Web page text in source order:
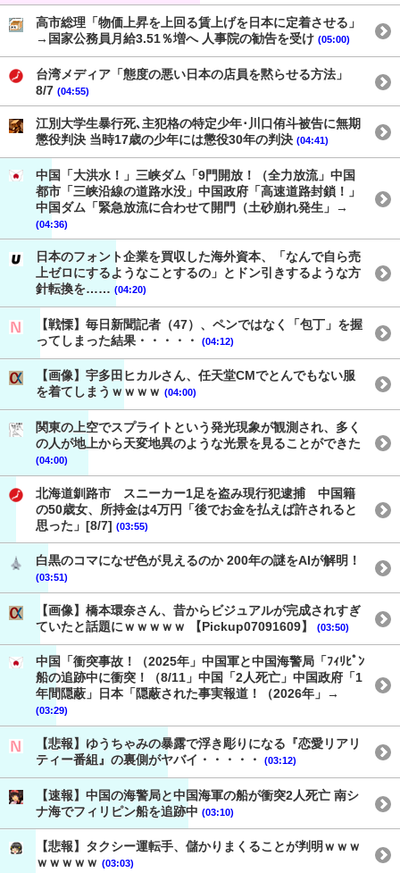
高市総理「物価上昇を上回る賃上げを日本に定着させる」
→国家公務員月給3.51％増へ 人事院の勧告を受け (05:00)
台湾メディア「態度の悪い日本の店員を黙らせる方法」
8/7 (04:55)
江別大学生暴行死､主犯格の特定少年･川口侑斗被告に無期
懲役判決 当時17歳の少年には懲役30年の判決 (04:41)
中国「大洪水！」三峡ダム「9門開放！（全力放流」中国
都市「三峡沿線の道路水没」中国政府「高速道路封鎖！」
中国ダム「緊急放流に合わせて開門（土砂崩れ発生」→
(04:36)
日本のフォント企業を買収した海外資本、「なんで自ら売
上ゼロにするようなことするの」とドン引きするような方
針転換を…… (04:20)
【戦慄】毎日新聞記者（47）、ペンではなく「包丁」を握
ってしまった結果・・・・・
(04:12)
【画像】宇多田ヒカルさん、任天堂CMでとんでもない服
を着てしまうｗｗｗｗ (04:00)
関東の上空でスプライトという発光現象が観測され、多く
の人が地上から天変地異のような光景を見ることができた
(04:00)
北海道釧路市 スニーカー1足を盗み現行犯逮捕 中国籍
の50歳女、所持金は4万円「後でお金を払えば許されると
思った」[8/7] (03:55)
白黒のコマになぜ色が見えるのか 200年の謎をAIが解明！
(03:51)
【画像】橋本環奈さん、昔からビジュアルが完成されすぎ
ていたと話題にｗｗｗｗｗ 【Pickup07091609】
(03:50)
中国「衝突事故！（2025年」中国軍と中国海警局「ﾌｨﾘﾋﾟﾝ
船の追跡中に衝突！（8/11」中国「2人死亡」中国政府「1
年間隠蔽」日本「隠蔽された事実報道！（2026年」→
(03:29)
【悲報】ゆうちゃみの暴露で浮き彫りになる『恋愛リアリ
ティー番組』の裏側がヤバイ・・・・・
(03:12)
【速報】中国の海警局と中国海軍の船が衝突2人死亡 南シ
ナ海でフィリピン船を追跡中 (03:10)
【悲報】タクシー運転手、儲かりまくることが判明ｗｗｗ
ｗｗｗｗｗ (03:03)